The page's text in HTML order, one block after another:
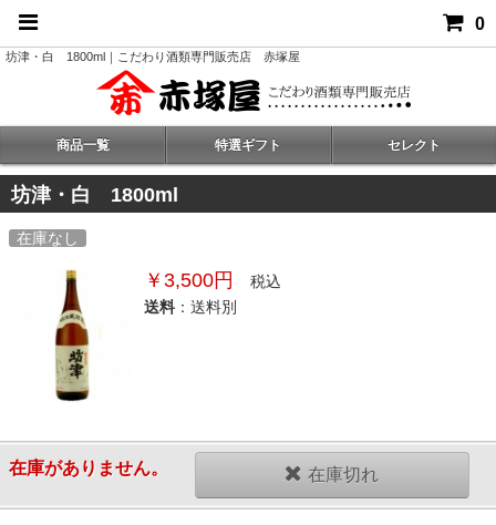
0
坊津・白 1800ml｜こだわり酒類専門販売店 赤塚屋
商品一覧 特選ギフト セレクト
坊津・白 1800ml
在庫なし
￥3,500円
税込
送料 ：送料別
在庫がありません。 在庫切れ